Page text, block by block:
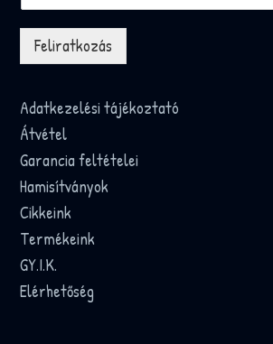
Feliratkozás
Adatkezelési tájékoztató
Átvétel
Garancia feltételei
Hamisítványok
Cikkeink
Termékeink
GY.I.K.
Elérhetőség